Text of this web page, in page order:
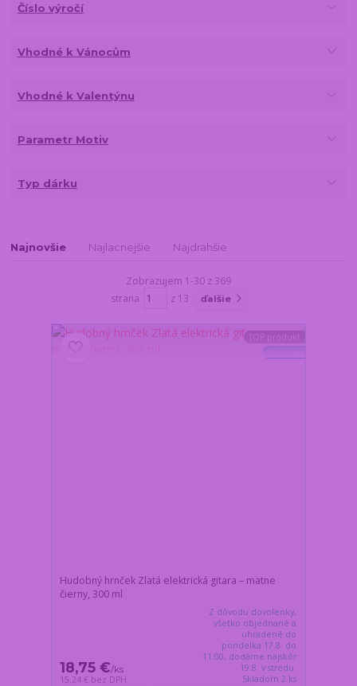
Číslo výročí
Vhodné k Vánocům
Vhodné k Valentýnu
Parametr Motiv
Typ dárku
Najnovšie Najlacnejšie Najdrahšie
Zobrazujem 1-30 z 369
strana
z 13 ďalšie
TOP produkt
Hudobný hrnček Zlatá elektrická gitara – matne
čierny, 300 ml
18,75 €/ks
15,24 € bez DPH
Z dôvodu dovolenky,
všetko objednané a
uhradené do
pondelka 17.8. do
11:00, dodáme najskôr
19.8. v stredu.
Skladom 2 ks